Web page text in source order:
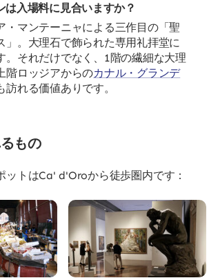
は入場料に見合いますか？
・マンテーニャによる三作目の「聖
」。大理石で飾られた専用礼拝堂に
。それだけでなく、1階の繊細な大理
階ロッジアからのカナル・グランデ
れる価値ありです。
もの
ットはCa' d'Oroから徒歩圏内です：